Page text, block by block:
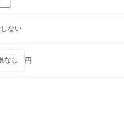
ない
円